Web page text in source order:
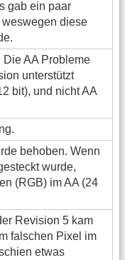
gab ein paar
weswegen diese
Die AA Probleme
unterstützt
bit), und nicht AA
behoben. Wenn
wurde,
(RGB) im AA (24
Revision 5 kam
falschen Pixel im
etwas